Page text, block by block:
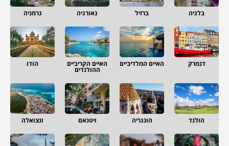
בלגיה ברזיל גאורגיה גרמניה
דנמרק האיים המלדיביים האיים הקריביים
ההולנדים
הודו
הולנד הונגריה ויטנאם ונצואלה